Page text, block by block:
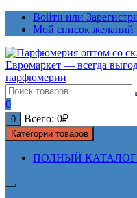
ПерейтиВойти или
Мой список желаний
0
0 Всего: 0₽
Категории товаров
ПОЛНЫЙ КАТАЛОГ